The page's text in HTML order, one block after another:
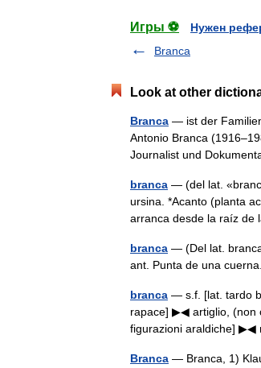
Игры ⚽
Нужен
Branca
Look at other
Branca — ist der
Antonio Branca
Journalist und
branca — (del lat.
ursina. *Acanto (planta
arranca desde la raíz
branca — (Del lat.
ant. Punta de una
branca — s.f. [lat. tardo
rapace] ▶◀ artiglio, (non
figurazioni araldiche]
Branca — Branca, 1)